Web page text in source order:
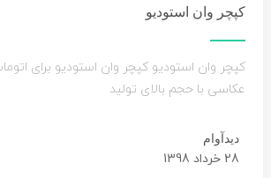
کپچر وان استودیو
کپچر وان استودیو کپچر وان استودیو برای
عکاسی با حجم بالای تولید
دیدآوام
28 خرداد 1398